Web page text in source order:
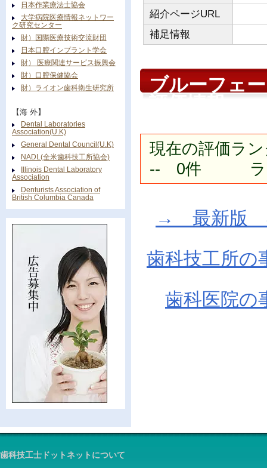
紹介ページURL
補足情報
ブルーフェ
現在の評価
-- 0件 ラ
→ 最新版
歯科技工所の
歯科医院の
日本作業療法士協会
大学病院医療情報ネットワー
ク研究センター
財）国際医療技術交流財団
日本口腔インプラント学会
財） 医療関連サービス振興会
財）口腔保健協会
財）ライオン歯科衛生研究所
【海 外】
Dental Laboratories
Association(U.K)
General Dental Council(U.K)
NADL(全米歯科技工所協会)
Illinois Dental Laboratory
Association
Denturists Association of
British Columbia Canada
歯科技工士ドットネットについて